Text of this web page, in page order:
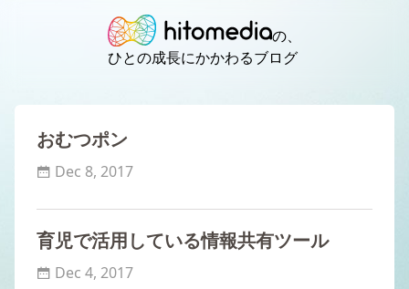
の、
ひとの成長にかかわるブログ
おむつポン
Dec 8, 2017
育児で活用している情報共有ツール
Dec 4, 2017